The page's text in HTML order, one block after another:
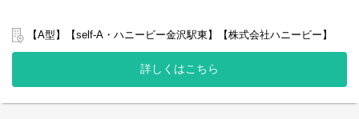
■HP
ステムを使用しているのでPC１つで管理できる体制となっていま
・行政への変更届等の提出書類のサポートも会社として行ってい
るので資格はもっているが、正直できるか自信のない方でも安心
せて頂いております。
【就労継続支援A型事業所】
⇒障がい者の方々と雇用契約を結んで業務を行って頂きながら一
般就労を目指すサービス。
【就労継続支援B型事業所】
⇒障がい者の方々とは非雇用型で内職などの作業を中心にA型や一
【A型】【self-A・ハニービー金沢駅東】【株式会社ハニービー】
詳しくはこちら